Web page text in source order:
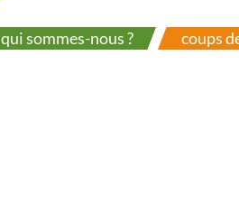
qui sommes-nous ? coups